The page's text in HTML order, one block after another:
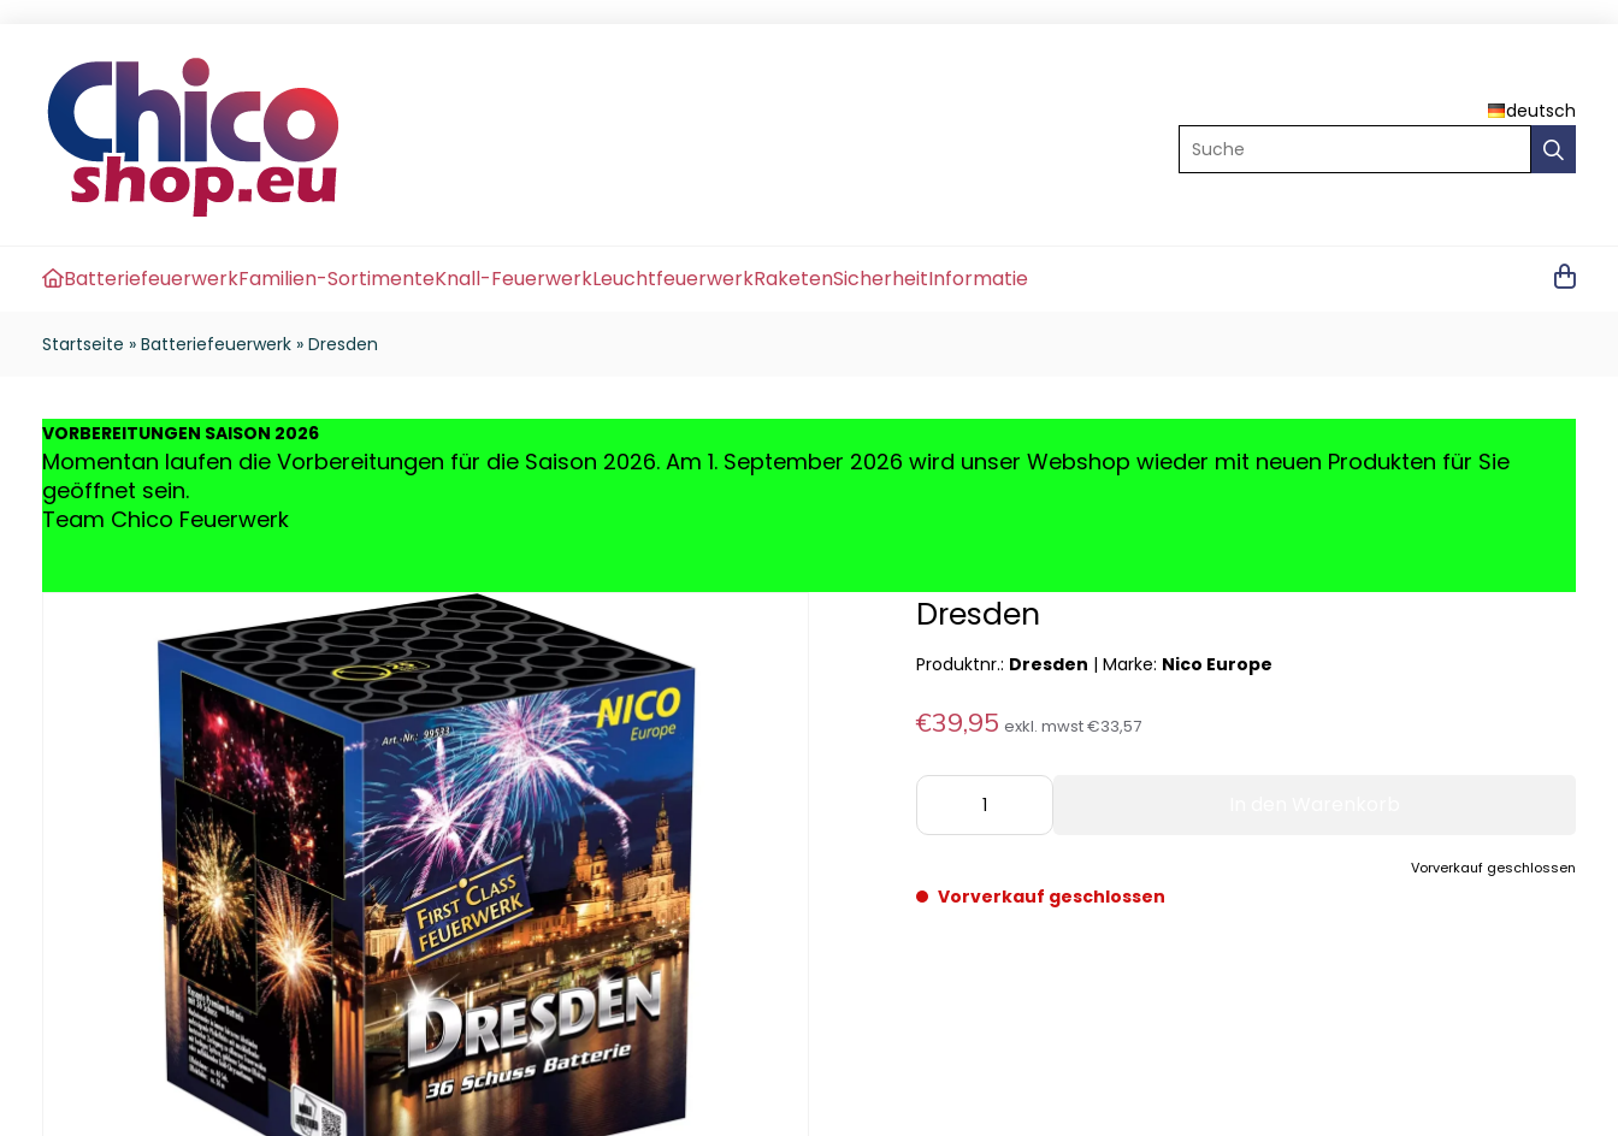
deutsch
Suche
BatteriefeuerwerkFamilien-SortimenteKnall-FeuerwerkLeuchtfeuerwerkRaketenSicherheitInformatie
Startseite » Batteriefeuerwerk » Dresden
VORBEREITUNGEN SAISON 2026
Momentan laufen die Vorbereitungen für die Saison 2026. Am 1. September 2026 wird unser Webshop wieder mit neuen Produkten für Sie
geöffnet sein.
Team Chico Feuerwerk
Dresden
Produktnr.: Dresden |Marke: Nico Europe
€39,95 exkl. mwst€33,57
Vorverkauf geschlossen
Vorverkauf geschlossen